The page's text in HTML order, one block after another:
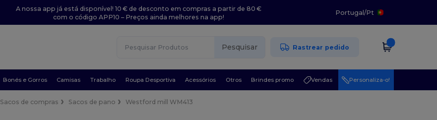
A nossa app já está disponível! 10 € de desconto em compras a partir de 80 €
com o código APP10 – Preços ainda melhores na app!
Portugal/Pt
Pesquisar Rastrear pedido
Bonés e Gorros Camisas Trabalho Roupa Desportiva Acessórios Otros Brindes promo Vendas Personaliza-o!
Sacos de compras Sacos de pano Westford mill WM413